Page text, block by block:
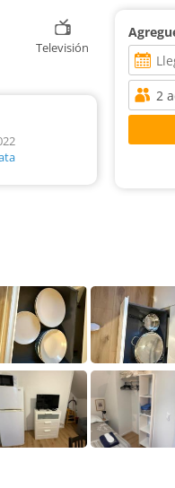
Televisión